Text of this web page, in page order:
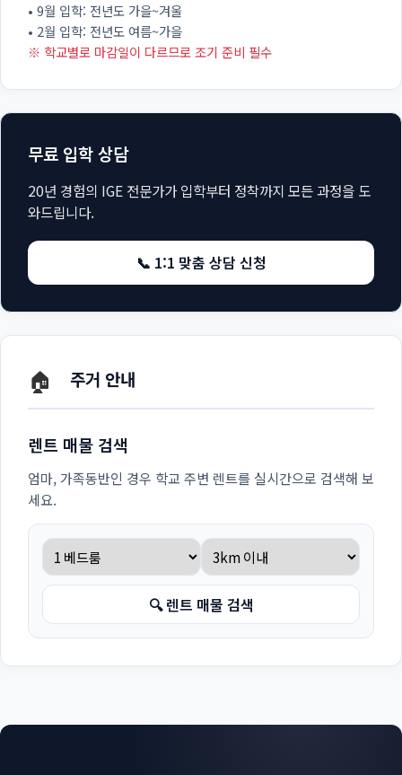
• 9월 입학: 전년도 가을~겨울
• 2월 입학: 전년도 여름~가을
※ 학교별로 마감일이 다르므로 조기 준비 필수
무료 입학 상담
20년 경험의 IGE 전문가가 입학부터 정착까지 모든 과정을 도
와드립니다.
📞 1:1 맞춤 상담 신청
🏠 주거 안내
렌트 매물 검색
엄마, 가족동반인 경우 학교 주변 렌트를 실시간으로 검색해 보
세요.
🔍 렌트 매물 검색